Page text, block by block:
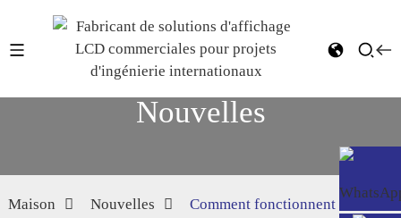
Nouvelles
Maison Nouvelles
Comment fonctionnent les